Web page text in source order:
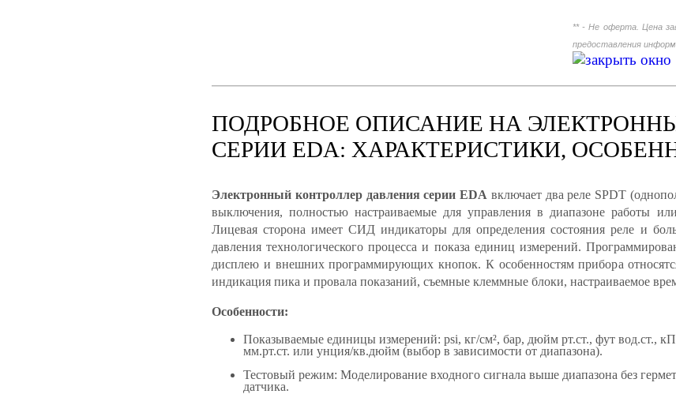
** - Не оферта. Цена
предоставления
ПОДРОБНОЕ ОПИСАНИЕ НА
СЕРИИ EDA: ХАРАКТЕРИСТИКИ,
Электронный контроллер давления серии EDA включает два реле SPDT
выключения, полностью настраиваемые для управления в диапазоне работы
Лицевая сторона имеет СИД индикаторы для определения состояния реле и
давления технологического процесса и показа единиц измерений.
дисплею и внешних программирующих кнопок. К особенностям прибора
индикация пика и провала показаний, съемные клеммные блоки, настраиваемое
Особенности:
Показываемые единицы измерений: psi, кг/см², бар, дюйм рт.ст., фут вод.ст.,
мм.рт.ст. или унция/кв.дюйм (выбор в зависимости от диапазона).
Тестовый режим: Моделирование входного сигнала выше диапазона без
датчика.